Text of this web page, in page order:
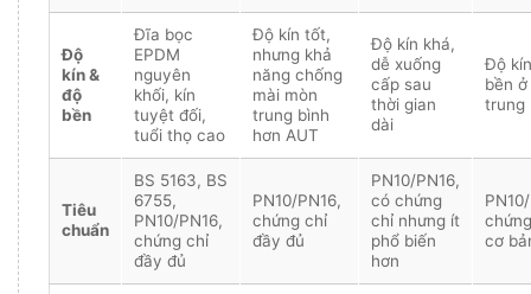
Độ
kín &
độ
bền
Đĩa bọc
EPDM
nguyên
khối, kín
tuyệt đối,
tuổi thọ cao
Độ kín tốt,
nhưng khả
năng chống
mài mòn
trung bình
hơn AUT
Độ kín khá,
dễ xuống
cấp sau
thời gian
dài
Độ
bền
trung
Tiêu
chuẩn
BS 5163, BS
6755,
PN10/PN16,
chứng chỉ
đầy đủ
PN10/PN16,
chứng chỉ
đầy đủ
PN10/PN16,
có chứng
chỉ nhưng ít
phổ biến
hơn
cơ